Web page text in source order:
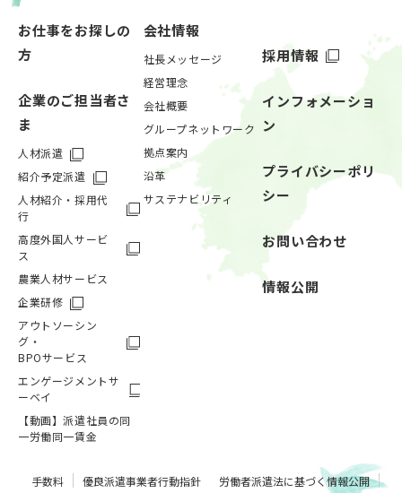
お仕事をお探しの
方
企業のご担当者さ
ま
人材派遣
紹介予定派遣
人材紹介・採用代
行
高度外国人サービ
ス
農業人材サービス
企業研修
アウトソーシン
グ・
BPOサービス
エンゲージメントサ
ーベイ
【動画】派遣社員の同
一労働同一賃金
会社情報
社長メッセージ
経営理念
会社概要
グループネットワーク
拠点案内
沿革
サステナビリティ
採用情報
インフォメーショ
ン
プライバシーポリ
シー
お問い合わせ
情報公開
手数料 優良派遣事業者行動指針 労働者派遣法に基づく情報公開